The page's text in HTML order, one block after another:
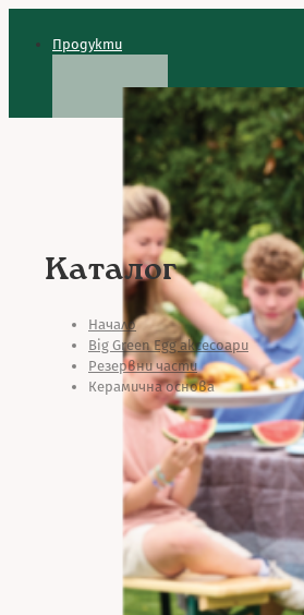
Продукти
Каталог
Начало
Big Green Egg аксесоари
Резервни части
Керамична основа